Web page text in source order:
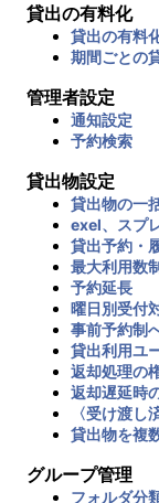
貸出の有料化
貸出の有料
期間ごとの
管理者設定
通知設定
予約検索
貸出物設定
貸出物の一
exel、スプ
貸出予約・
最大利用数
予約延長
曜日別受付
事前予約制
貸出利用ユ
返却処理の
返却遅延時
〈受け渡し
貸出物を複
グループ管理
フォルダ分